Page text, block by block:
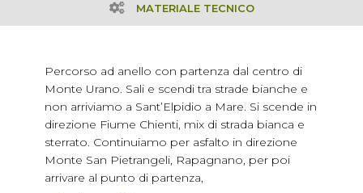
MATERIALE TECNICO
Percorso ad anello con partenza dal centro di
Monte Urano. Sali e scendi tra strade bianche e
non arriviamo a Sant’Elpidio a Mare. Si scende in
direzione Fiume Chienti, mix di strada bianca e
sterrato. Continuiamo per asfalto in direzione
Monte San Pietrangeli, Rapagnano, per poi
arrivare al punto di partenza,